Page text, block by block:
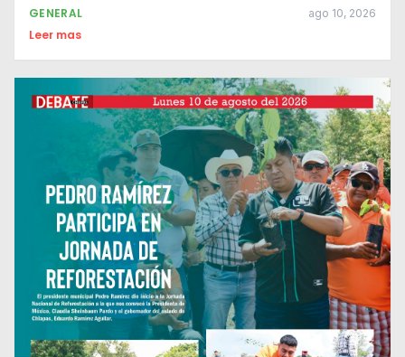
GENERAL ago 10, 2026
Leer mas